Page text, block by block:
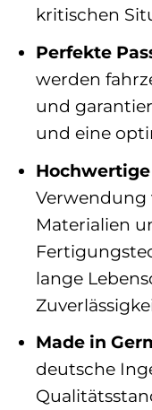
kritischen
Perfekte
werden
und
und eine
Materialien
lange
Made in
deutsche